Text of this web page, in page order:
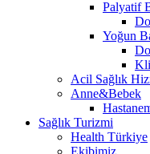
Palyatif
Yoğun
Acil Sağlık
Anne&Bebek
Sağlık Turizmi
Health Türkiye
Ekibimiz